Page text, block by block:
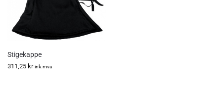
Stigekappe
311,25 kr ink.mva